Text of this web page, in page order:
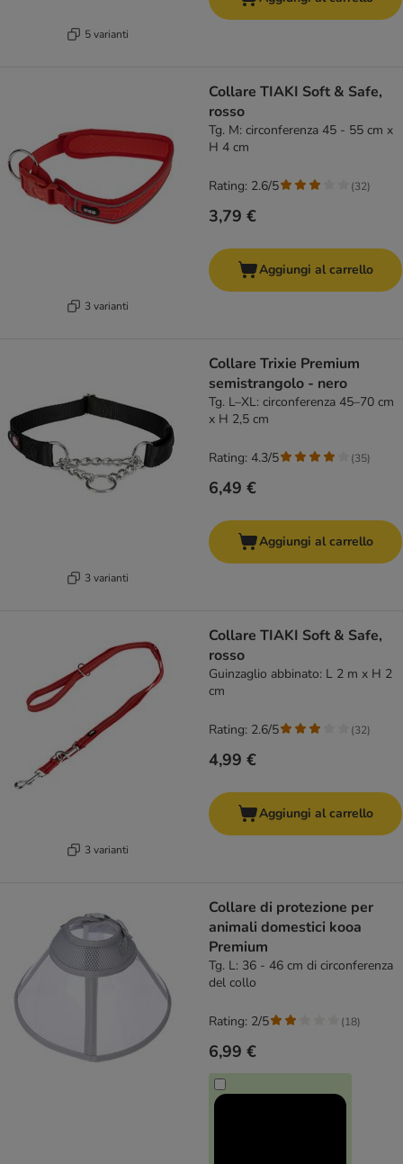
5 varianti
3 varianti
Collare TIAKI Soft & Safe,
rosso
Tg. M: circonferenza 45 - 55 cm x
H 4 cm
3,79 €
Rating: 2.6/5 (32)
Aggiungi al carrello
3 varianti
Collare Trixie Premium
semistrangolo - nero
Tg. L–XL: circonferenza 45–70 cm
x H 2,5 cm
6,49 €
Rating: 4.3/5 (35)
Aggiungi al carrello
3 varianti
Collare TIAKI Soft & Safe,
rosso
Guinzaglio abbinato: L 2 m x H 2
cm
4,99 €
Rating: 2.6/5 (32)
Aggiungi al carrello
Collare di protezione per
animali domestici kooa
Premium
Tg. L: 36 - 46 cm di circonferenza
del collo
6,99 €
Rating: 2/5 (18)